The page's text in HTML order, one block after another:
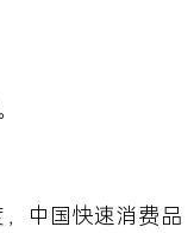
中国快速消费品